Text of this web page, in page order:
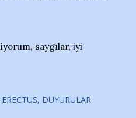
saygılar, iyi
DUYURULAR